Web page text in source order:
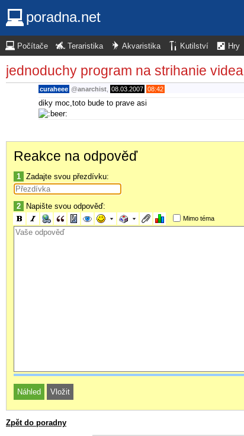
poradna.net
Počítače Teraristika Akvaristika Kutilství Hry
jednoduchy program na strihanie videa
curaheee @anarchist 08.03.2007 08:42
diky moc,toto bude to prave asi
Reakce na odpověď
1 Zadajte svou přezdívku:
2 Napište svou odpověď:
Mimo téma
Zpět do poradny